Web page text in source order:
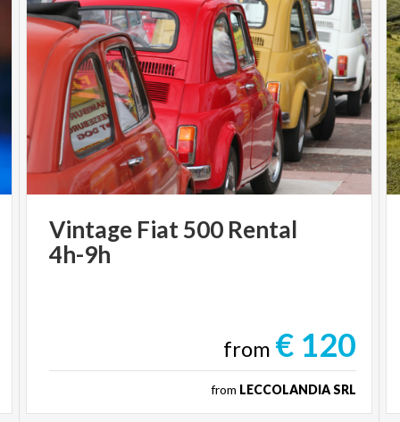
Vintage Fiat500 Rental
4h-9h
from € 120
from LECCOLANDIA SRL